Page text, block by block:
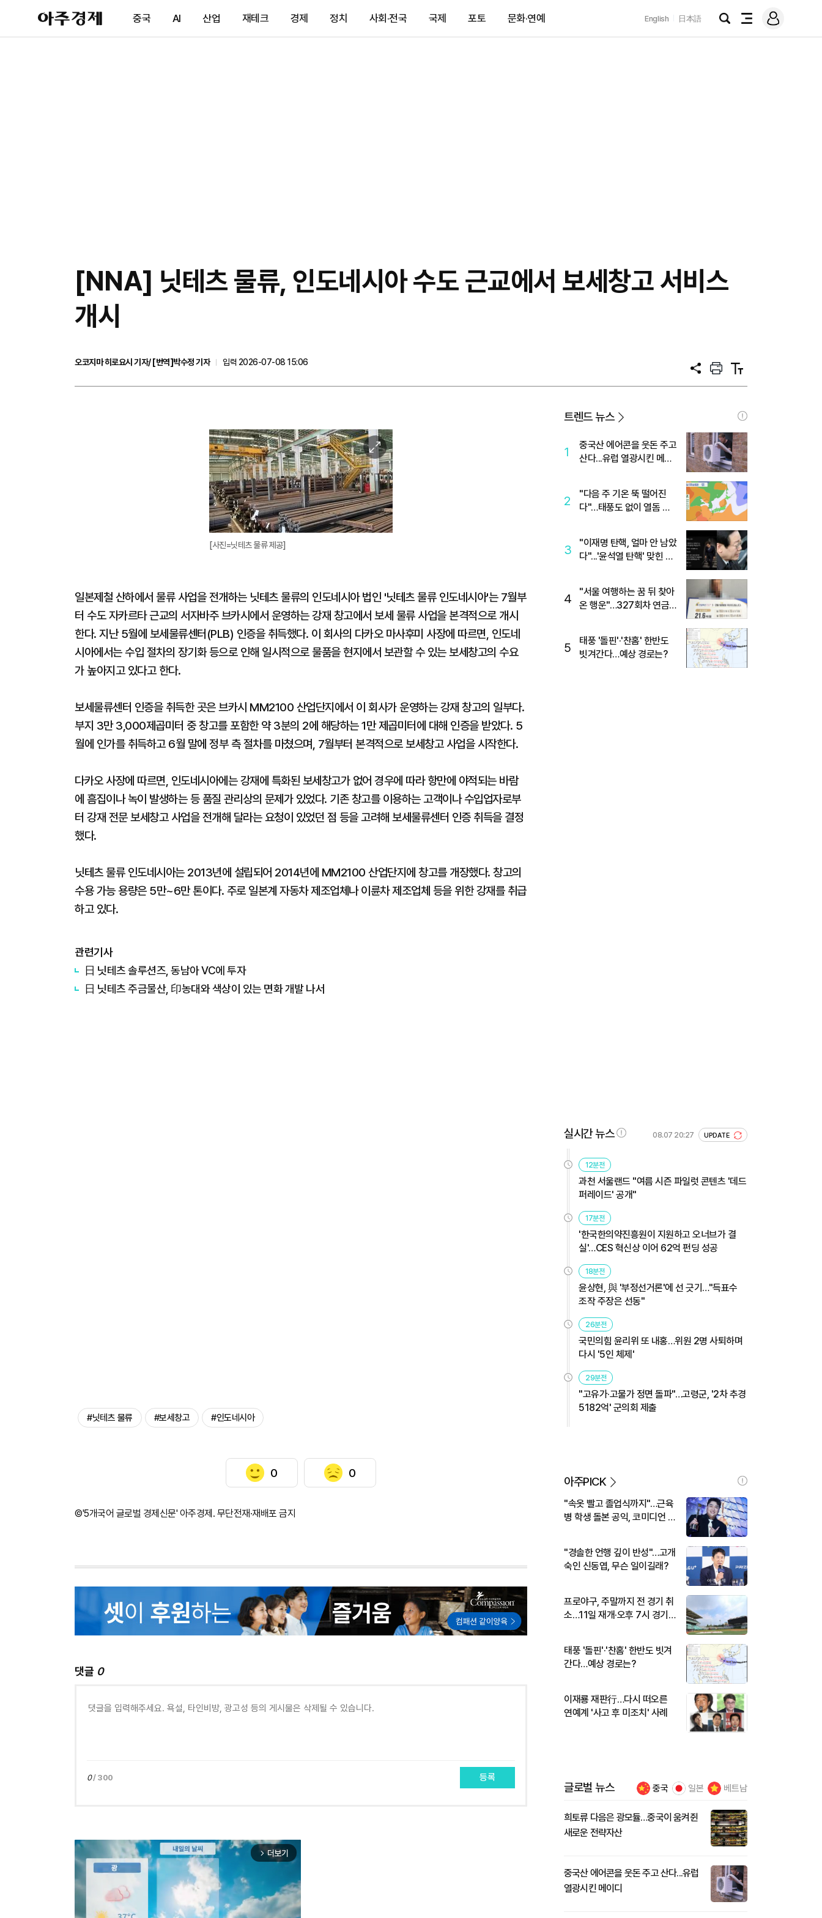
아
주
제
중국 AI 산업 재테크 경제 정치 사회·전국 국제 포토 문화·연예 English 日本語
검
전
메
그
[NNA] 닛테츠 물류, 인도네시아 수도 근교에서 보세창고 서비스
개시
오코지마 히로요시 기자/ [번역]박수정 기자
입력 2026-07-08 15:06
공
프
트
텍
트
이
미
지
확
대
[사진=닛테츠 물류 제공]
일본제철 산하에서 물류 사업을 전개하는 닛테츠 물류의 인도네시아 법인 '닛테츠 물류 인도네시아'는 7월부
터 수도 자카르타 근교의 서자바주 브카시에서 운영하는 강재 창고에서 보세 물류 사업을 본격적으로 개시
한다. 지난 5월에 보세물류센터(PLB) 인증을 취득했다. 이 회사의 다카오 마사후미 사장에 따르면, 인도네
시아에서는 수입 절차의 장기화 등으로 인해 일시적으로 물품을 현지에서 보관할 수 있는 보세창고의 수요
가 높아지고 있다고 한다.
보세물류센터 인증을 취득한 곳은 브카시 MM2100 산업단지에서 이 회사가 운영하는 강재 창고의 일부다.
부지 3만 3,000제곱미터 중 창고를 포함한 약 3분의 2에 해당하는 1만 제곱미터에 대해 인증을 받았다. 5
월에 인가를 취득하고 6월 말에 정부 측 절차를 마쳤으며, 7월부터 본격적으로 보세창고 사업을 시작한다.
다카오 사장에 따르면, 인도네시아에는 강재에 특화된 보세창고가 없어 경우에 따라 항만에 야적되는 바람
에 흠집이나 녹이 발생하는 등 품질 관리상의 문제가 있었다. 기존 창고를 이용하는 고객이나 수입업자로부
터 강재 전문 보세창고 사업을 전개해 달라는 요청이 있었던 점 등을 고려해 보세물류센터 인증 취득을 결정
했다.
닛테츠 물류 인도네시아는 2013년에 설립되어 2014년에 MM2100 산업단지에 창고를 개장했다. 창고의
수용 가능 용량은 5만~6만 톤이다. 주로 일본계 자동차 제조업체나 이륜차 제조업체 등을 위한 강재를 취급
하고 있다.
관련기사
日 닛테츠 솔루션즈, 동남아 VC에 투자
日 닛테츠 주금물산, 印농대와 색상이 있는 면화 개발 나서
#닛테츠 물류 #보세창고 #인도네시아
0 0
©'5개국어 글로벌 경제신문' 아주경제. 무단전재·재배포 금지
댓글 0
0/ 300 등록
arrow_forward_ios 더보기
트렌드 뉴스
1
중국산 에어콘을 웃돈 주고
산다...유럽 열광시킨 메이
2
"다음 주 기온 뚝 떨어진
다"…태풍도 없이 열돔 박
3
"이재명 탄핵, 얼마 안 남았
다"...'윤석열 탄핵' 맞힌 무
4
"서울 여행하는 꿈 뒤 찾아
온 행운"…327회차 연금
5
태풍 '돌핀'·'찬홈' 한반도
빗겨간다…예상 경로는?
실시간 뉴스 08.07 20:27 UPDATE
12분전
과천 서울랜드 "여름 시즌 파일럿 콘텐츠 '데드
퍼레이드' 공개"
17분전
'한국한의약진흥원이 지원하고 오너브가 결
실'…CES 혁신상 이어 62억 펀딩 성공
18분전
윤상현, 與 '부정선거론'에 선 긋기…"득표수
조작 주장은 선동"
26분전
국민의힘 윤리위 또 내홍…위원 2명 사퇴하며
다시 '5인 체제'
29분전
"고유가·고물가 정면 돌파"…고령군, '2차 추경
5182억' 군의회 제출
아주PICK
"속옷 빨고 졸업식까지"…근육
병 학생 돌본 공익, 코미디언 김
"경솔한 언행 깊이 반성"…고개
숙인 신동엽, 무슨 일이길래?
프로야구, 주말까지 전 경기 취
소…11일 재개·오후 7시 경기
태풍 '돌핀'·'찬홈' 한반도 빗겨
간다…예상 경로는?
이재룡 재판行…다시 떠오른
연예계 '사고 후 미조치' 사례
글로벌 뉴스 중국 일본 베트남
희토류 다음은 광모듈…중국이 움켜쥔
새로운 전략자산
중국산 에어콘을 웃돈 주고 산다...유럽
열광시킨 메이디